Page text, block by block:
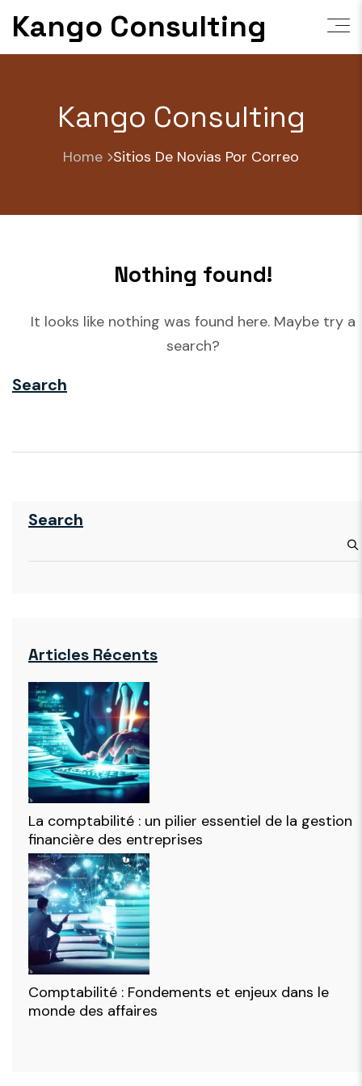
Kango Consulting
Kango Consulting
Home Sitios De Novias Por Correo
Search
Articles Récents
La comptabilité : un pilier essentiel de la gestion
financière des entreprises
Comptabilité : Fondements et enjeux dans le
monde des affaires
Nothing found!
It looks like nothing was found here. Maybe try a
search?
Search